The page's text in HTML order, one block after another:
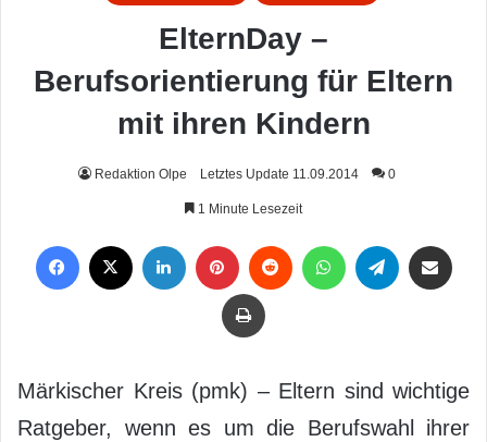
ElternDay –
Berufsorientierung für Eltern
mit ihren Kindern
Redaktion Olpe Letztes Update 11.09.2014 0
1 Minute Lesezeit
Drucken
Märkischer Kreis (pmk) – Eltern sind wichtige
Ratgeber, wenn es um die Berufswahl ihrer